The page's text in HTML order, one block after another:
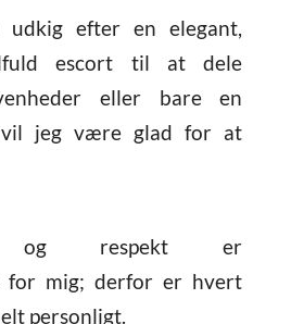
efter en elegant,
escort til at dele
eller bare en
vil jeg være glad for at
og respekt er
for mig; derfor er hvert
personligt.